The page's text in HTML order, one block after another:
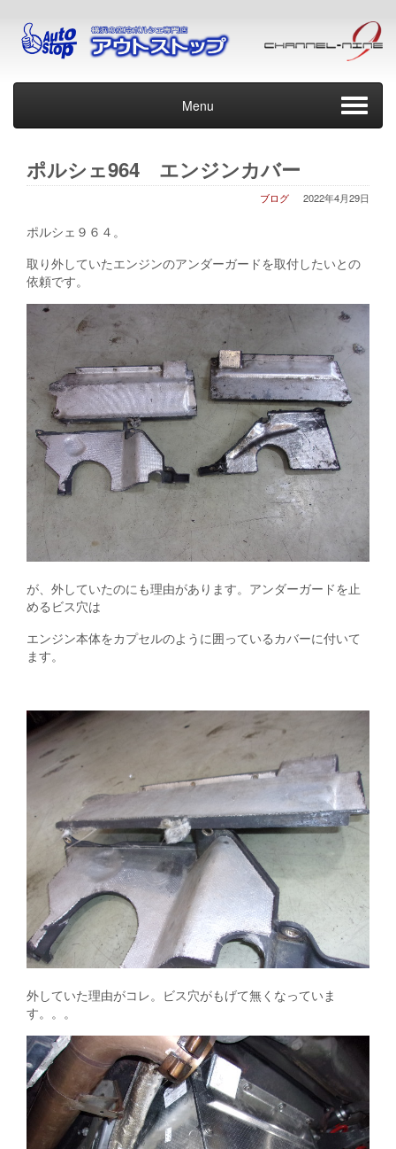
Menu
ポルシェ964 エンジンカバー
2022年4月29日
ブログ
ポルシェ９６４。
取り外していたエンジンのアンダーガードを取付したいとの
依頼です。
が、外していたのにも理由があります。アンダーガードを止
めるビス穴は
エンジン本体をカプセルのように囲っているカバーに付いて
ます。
外していた理由がコレ。ビス穴がもげて無くなっていま
す。。。